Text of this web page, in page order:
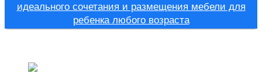
идеального сочетания и размещения мебели для
ребенка любого возраста